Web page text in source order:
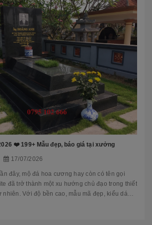
❤️ 199+ Mẫu đẹp, báo giá tại xưởng
17/07/2026
đây, mộ đá hoa cương hay còn có tên gọi
đã trở thành một xu hướng chủ đạo trong thiết
nhiên. Với độ bền cao, mẫu mã đẹp, kiểu dáng